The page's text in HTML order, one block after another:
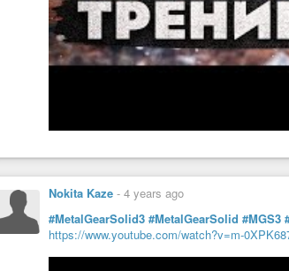
Nokita Kaze - 4 years ago
#MetalGearSolid3 #MetalGearSolid #MGS3
https://www.youtube.com/watch?v=m-